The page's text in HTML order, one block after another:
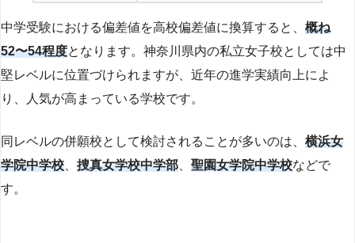
中学受験における偏差値を高校偏差値に換算すると、 概ね
52〜54程度となります。神奈川県内の私立女子校としては中
堅レベルに位置づけられますが、近年の進学実績向上によ
り、人気が高まっている学校です。
同レベルの併願校として検討されることが多いのは、 横浜女
学院中学校
捜真女学校中学部 聖園女学院中学校などで
す。